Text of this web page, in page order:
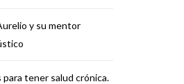
y su mentor
para tener salud crónica.